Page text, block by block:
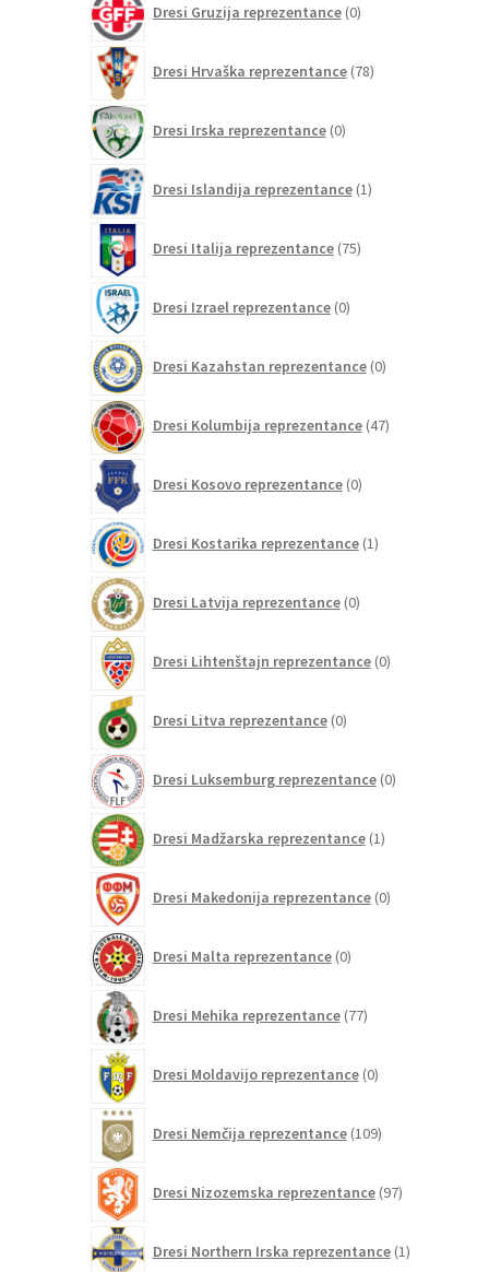
Dresi Gruzija reprezentance 0izdelkov
Dresi Hrvaška reprezentance 78izdelkov
Dresi Irska reprezentance 0izdelkov
Dresi Islandija reprezentance 1izdelek
Dresi Italija reprezentance 75izdelkov
Dresi Izrael reprezentance 0izdelkov
Dresi Kazahstan reprezentance 0izdelkov
Dresi Kolumbija reprezentance 47izdelkov
Dresi Kosovo reprezentance 0izdelkov
Dresi Kostarika reprezentance 1izdelek
Dresi Latvija reprezentance 0izdelkov
Dresi Lihtenštajn reprezentance 0izdelkov
Dresi Litva reprezentance 0izdelkov
Dresi Luksemburg reprezentance 0izdelkov
Dresi Madžarska reprezentance 1izdelek
Dresi Makedonija reprezentance 0izdelkov
Dresi Malta reprezentance 0izdelkov
Dresi Mehika reprezentance 77izdelkov
Dresi Moldavijo reprezentance 0izdelkov
Dresi Nemčija reprezentance 109izdelkov
Dresi Nizozemska reprezentance 97izdelkov
Dresi Northern Irska reprezentance 1izdelek